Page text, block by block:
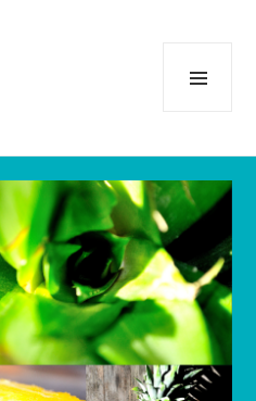
und
Widgets